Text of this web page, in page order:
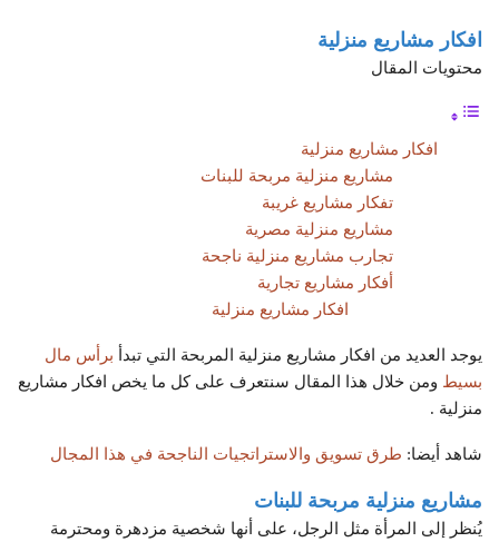
افكار مشاريع منزلية
محتويات المقال
افكار مشاريع منزلية
مشاريع منزلية مربحة للبنات
تفكار مشاريع غريبة
مشاريع منزلية مصرية
تجارب مشاريع منزلية ناجحة
أفكار مشاريع تجارية
افكار مشاريع منزلية
يوجد العديد من افكار مشاريع منزلية المربحة التي تبدأ برأس مال
بسيط ومن خلال هذا المقال سنتعرف على كل ما يخص افكار مشاريع
منزلية .
شاهد أيضا: طرق تسويق والاستراتجيات الناجحة في هذا المجال
مشاريع منزلية مربحة للبنات
يُنظر إلى المرأة مثل الرجل، على أنها شخصية مزدهرة ومحترمة